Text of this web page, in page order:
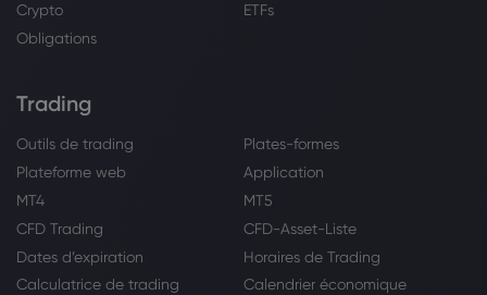
Crypto
ETFs
Obligations
Trading
Outils de trading
Plates-formes
Plateforme web
Application
MT4
MT5
CFD Trading
CFD-Asset-Liste
Dates d’expiration
Horaires de Trading
Calculatrice de trading
Calendrier économique